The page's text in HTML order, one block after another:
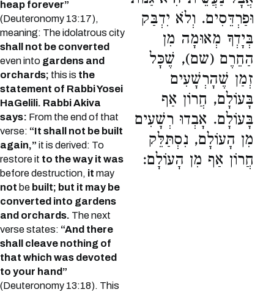
heap forever”
(Deuteronomy 13:17),
meaning: The idolatrous city
shall not be converted
even into gardens and
orchards; this is the
statement of Rabbi Yosei
HaGelili. Rabbi Akiva
says: From the end of that
verse: “It shall not be built
again,” it is derived: To
restore it to the way it was
before destruction, it may
not be built; but it may be
converted into gardens
and orchards. The next
verse states: “And there
shall cleave nothing of
that which was devoted
to your hand”
(Deuteronomy 13:18). This
וּפַרְדֵּסִים. וְלֹא יִדְבַּק
בְּיָדְךָ מְאוּמָה מִן
הַחֵרֶם (שם), שֶׁכָּל
זְמַן שֶׁהָרְשָׁעִים
בָּעוֹלָם, חֲרוֹן אַף
בָּעוֹלָם. אָבְדוּ רְשָׁעִים
מִן הָעוֹלָם, נִסְתַּלֵּק
חֲרוֹן אַף מִן הָעוֹלָם: